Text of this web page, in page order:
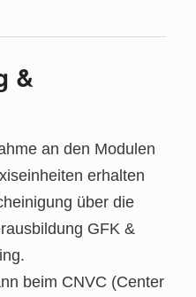
&
an den Modulen
erhalten
über die
GFK &
beim CNVC (Center